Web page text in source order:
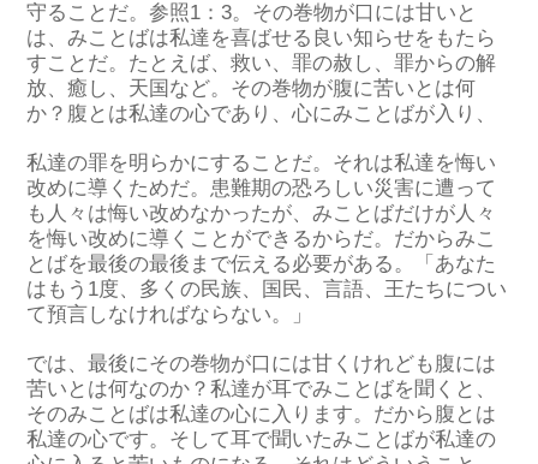
守ること だ。参照1：3。 その巻物が口には甘いと
は、みことばは私達を喜ばせる 良い知らせをもたら
すことだ。 たとえば、救い、罪の赦し、罪からの解
放、癒し、天国など。その巻物が腹に苦いとは何
か ？ 腹 とは私達の心であり 、心にみことばが入り 、
私達の罪を明らかにすることだ。 それは私達を悔い
改めに導く ためだ。 患難期の恐ろしい災害に遭って
も 人々 は悔い改めなかったが、みことばだけが人々
を悔い改めに導く ことができるからだ。 だからみこ
とばを最後の最後 まで伝える必要がある。 「 あなた
はもう 1度、 多くの民族、 国民、言語、王たちについ
て預言しなければならない。」
では、最後にその巻物が口には甘く けれども腹には
苦いとは何なのか？私達が耳でみことばを聞くと、
そのみことばは私達の心に入ります。だから腹 とは
私達の心です。そして耳で聞いたみことばが私達の